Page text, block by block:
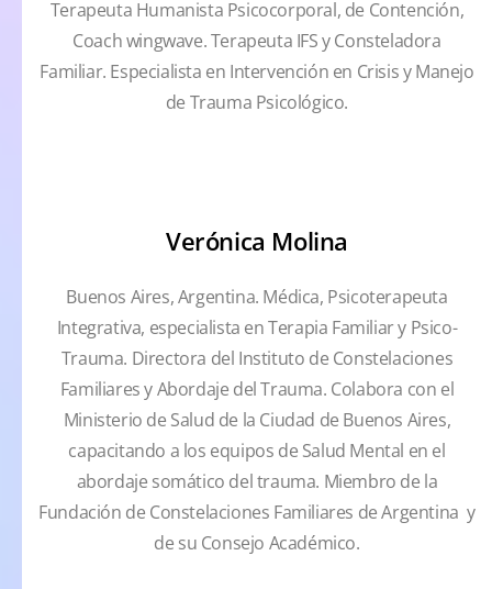
Terapeuta Humanista Psicocorporal, de Contención,
Coach wingwave. Terapeuta IFS y Consteladora
Familiar. Especialista en Intervención en Crisis y Manejo
de Trauma Psicológico.
Verónica Molina
Buenos Aires, Argentina. Médica, Psicoterapeuta
Integrativa, especialista en Terapia Familiar y Psico-
Trauma. Directora del Instituto de Constelaciones
Familiares y Abordaje del Trauma. Colabora con el
Ministerio de Salud de la Ciudad de Buenos Aires,
capacitando a los equipos de Salud Mental en el
abordaje somático del trauma. Miembro de la
Fundación de Constelaciones Familiares de Argentina y
de su Consejo Académico.